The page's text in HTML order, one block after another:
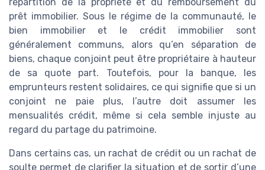
répartition de la propriété et du remboursement du
prêt immobilier. Sous le régime de la communauté, le
bien immobilier et le crédit immobilier sont
généralement communs, alors qu’en séparation de
biens, chaque conjoint peut être propriétaire à hauteur
de sa quote part. Toutefois, pour la banque, les
emprunteurs restent solidaires, ce qui signifie que si un
conjoint ne paie plus, l’autre doit assumer les
mensualités crédit, même si cela semble injuste au
regard du partage du patrimoine.
Dans certains cas, un rachat de crédit ou un rachat de
soulte permet de clarifier la situation et de sortir d’une